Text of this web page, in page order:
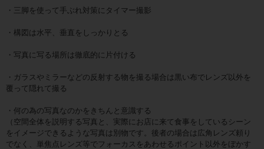
・三脚を使って手ぶれ対策にタイマー撮影
・構図は水平、垂直をしっかりとる
・写真に写る場所は徹底的に片付ける
・ガラスやミラーなどの反射する物を撮る場合は黒い布でレンズ以外を
覆って隠れて撮る
・何の為の写真なのかをきちんと意識する
（空間全体を説明する写真と、実際にお店に来て食事をしているシーン
をイメージできるような写真は別物です。後者の場合は広角レンズ頼り
でなく、単焦点レンズ等でフォーカスをあわせるポイント以外をぼかす